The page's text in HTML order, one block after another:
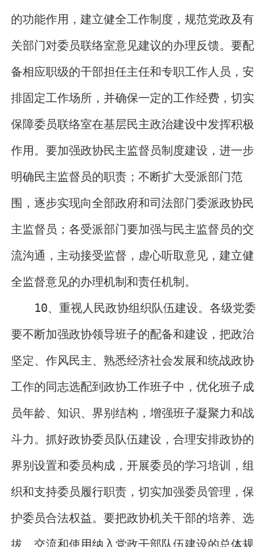
的功能作用，建立健全工作制度，规范党政及有
关部门对委员联络室意见建议的办理反馈。要配
备相应职级的干部担任主任和专职工作人员，安
排固定工作场所，并确保一定的工作经费，切实
保障委员联络室在基层民主政治建设中发挥积极
作用。要加强政协民主监督员制度建设，进一步
明确民主监督员的职责；不断扩大受派部门范
围，逐步实现向全部政府和司法部门委派政协民
主监督员；各受派部门要加强与民主监督员的交
流沟通，主动接受监督，虚心听取意见，建立健
全监督意见的办理机制和责任机制。
10、重视人民政协组织队伍建设。各级党委
要不断加强政协领导班子的配备和建设，把政治
坚定、作风民主、熟悉经济社会发展和统战政协
工作的同志选配到政协工作班子中，优化班子成
员年龄、知识、界别结构，增强班子凝聚力和战
斗力。抓好政协委员队伍建设，合理安排政协的
界别设置和委员构成，开展委员的学习培训，组
织和支持委员履行职责，切实加强委员管理，保
护委员合法权益。要把政协机关干部的培养、选
拔、交流和使用纳入党政干部队伍建设的总体规